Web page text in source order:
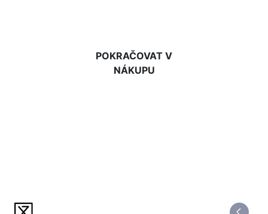
POKRAČOVAT V
NÁKUPU